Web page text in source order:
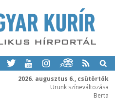
2026. augusztus 6., csütörtök
Urunk színeváltozása
Berta